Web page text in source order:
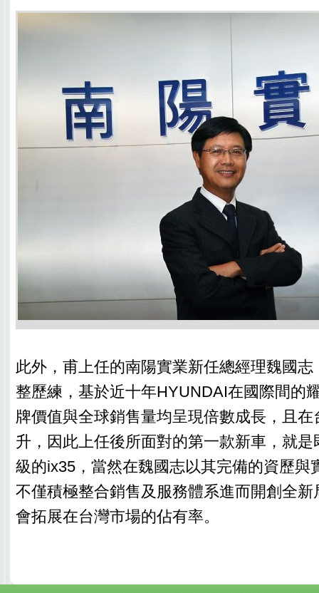
此外，甫上任的南陽實業新任總經理魏國
整歷練，基於近十年HYUNDAI在國際間的
牌價值與全球銷售量均呈現倍數成長，且
升，因此上任後所面對的第一款新車，就
級的ix35，當然在魏國志以其完備的資歷與
不僅積極整合銷售及服務體系進而開創全
會拓展在台灣市場的佔有率。